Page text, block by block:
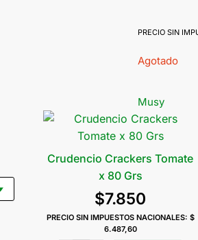
PRECIO SIN
Agotado
Musy
Crudencio Crackers Tomate
x 80 Grs
$7.850
PRECIO SIN IMPUESTOS NACIONALES: $
6.487,60